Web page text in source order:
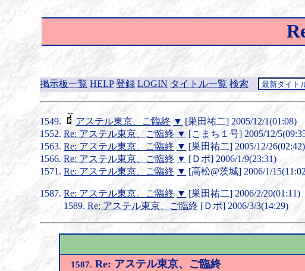
掲示板一覧 HELP 登録 LOGIN タイトル一覧 検索
アステル東京、ご臨終 ▼ [巣田祐二] 2005/12/1(01:08)
Re: アステル東京、ご臨終 ▼ [こまち１号] 2005/12/
Re: アステル東京、ご臨終 ▼ [巣田祐二] 2005/12/26(02:42)
Re: アステル東京、ご臨終 ▼ [Ｄポ] 2006/1/9(23:31)
Re: アステル東京、ご臨終 ▼ [高松@茨城] 2006/1/
Re: アステル東京、ご臨終 ▼ [巣田祐二] 2006/2/20(01:11)
Re: アステル東京、ご臨終 [Ｄポ] 2006/3/3(14:29)
1587. Re: アステル東京、ご臨終